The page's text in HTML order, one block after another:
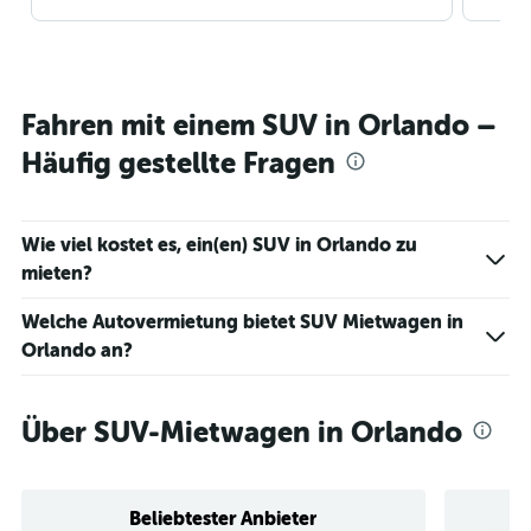
Fahren mit einem SUV in Orlando –
Häufig gestellte Fragen
Wie viel kostet es, ein(en) SUV in Orlando zu
mieten?
Welche Autovermietung bietet SUV Mietwagen in
Orlando an?
Über SUV-Mietwagen in Orlando
Beliebtester Anbieter